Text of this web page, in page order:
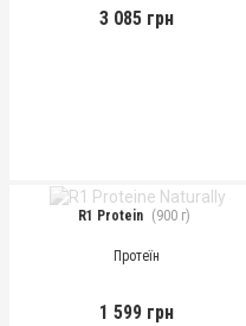
3 085 грн
R1 Protein (900 г)
Протеїн
1 599 грн